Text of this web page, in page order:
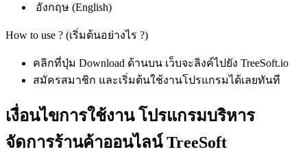
อังกฤษ (English)
How to use ? (เริ่มต้นอย่างไร ?)
คลิกที่ปุ่ม Download ด้านบน เว็บจะลิงค์ไปยัง TreeSoft.io
สมัครสมาชิก และเริ่มต้นใช้งานโปรแกรมได้เลยทันที
เงื่อนไขการใช้งาน โปรแกรมบริหาร
จัดการร้านค้าออนไลน์ TreeSoft